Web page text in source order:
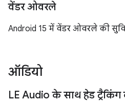
वेंडर ओवरले
Android 15 में वेंडर ओवरले की
ऑडियो
LE Audio के साथ हेड ट्रैकिंग